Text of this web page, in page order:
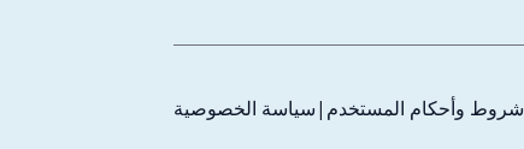
شروط وأحكام المستخدم |سياسة الخصوصية